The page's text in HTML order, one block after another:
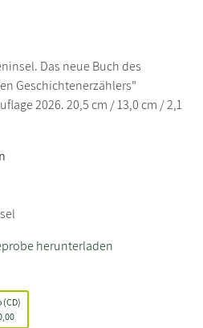
Das neue Buch des
Geschichtenerzählers"
2026. 20,5 cm / 13,0 cm / 2,1
herunterladen
(CD)